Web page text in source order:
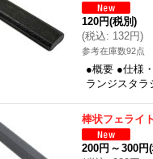
120円(税別)
(税込: 132円)
参考在庫数92点
●概要 ●仕様
ランジスタラ
棒状フェラ
200円 ～ 300円